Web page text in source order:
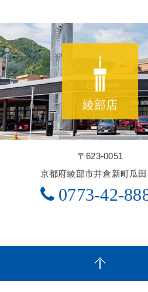
綾部店
〒623-0051
京都府綾部市井倉新町瓜
0773-42-